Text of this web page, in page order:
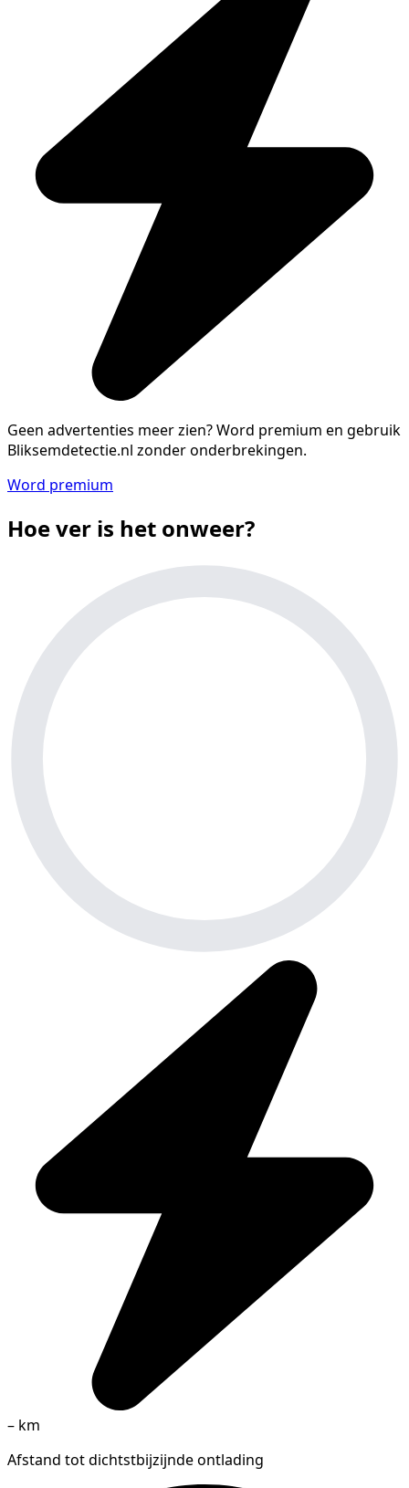
Geen advertenties meer zien?Word premium en gebruik
Bliksemdetectie.nl zonder onderbrekingen.
Word premium
Hoe ver is het onweer?
– km
Afstand tot dichtstbijzijnde ontlading